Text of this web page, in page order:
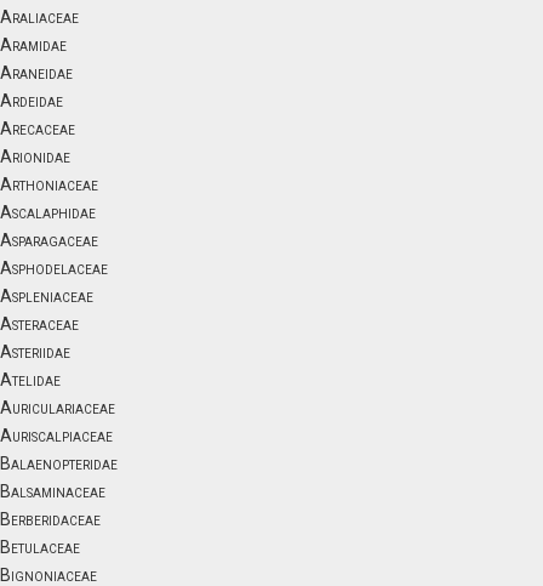
Araliaceae
Aramidae
Araneidae
Ardeidae
Arecaceae
Arionidae
Arthoniaceae
Ascalaphidae
Asparagaceae
Asphodelaceae
Aspleniaceae
Asteraceae
Asteriidae
Atelidae
Auriculariaceae
Auriscalpiaceae
Balaenopteridae
Balsaminaceae
Berberidaceae
Betulaceae
Bignoniaceae